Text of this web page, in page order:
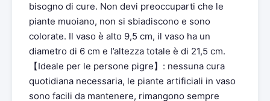
bisogno di cure. Non devi preoccuparti che le
piante muoiano, non si sbiadiscono e sono
colorate. Il vaso è alto 9,5 cm, il vaso ha un
diametro di 6 cm e l’altezza totale è di 21,5 cm.
【Ideale per le persone pigre】: nessuna cura
quotidiana necessaria, le piante artificiali in vaso
sono facili da mantenere, rimangono sempre